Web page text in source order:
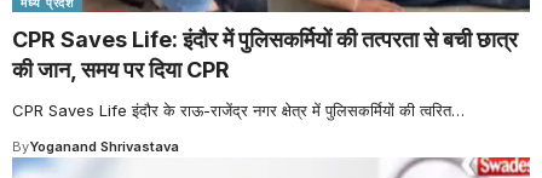
CPR Saves Life: इंदौर में पुलिसकर्मियों की तत्परता से बची छात्र
की जान, समय पर दिया CPR
CPR Saves Life इंदौर के राऊ-राजेंद्र नगर क्षेत्र में पुलिसकर्मियों की त्वरित…
ByYoganand Shrivastava